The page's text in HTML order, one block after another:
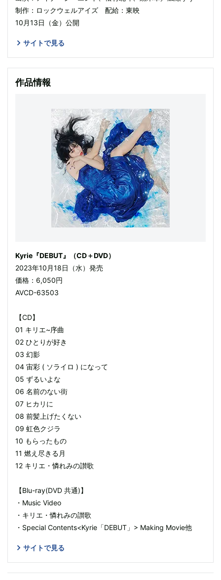
制作：ロックウェルアイズ 配給：東映
10月13日（金）公開
サイトで見る
作品情報
Kyrie『DEBUT』（CD＋DVD）
2023年10月18日（水）発売
価格：6,050円
AVCD-63503
【CD】
01 キリエ~序曲
02 ひとりが好き
03 幻影
04 宙彩 ( ソライロ ) になって
05 ずるいよな
06 名前のない街
07 ヒカリに
08 前髪上げたくない
09 虹色クジラ
10 もらったもの
11 燃え尽きる月
12 キリエ・憐れみの讃歌
【Blu-ray(DVD 共通)】
・Music Video
・キリエ・憐れみの讃歌
・Special Contents<Kyrie「DEBUT」> Making Movie他
サイトで見る